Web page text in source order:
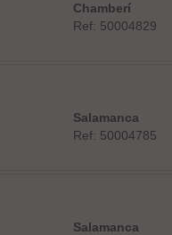
Chamberí
Ref: 50004829
Salamanca
Ref: 50004785
Salamanca